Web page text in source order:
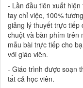
- Lần đầu tiên xuất
tay chỉ việc, 100%
giảng lý thuyết trực tiếp
chuột và bàn phím trên
mẫu bài trực tiếp cho
với giáo viên.
- Giáo trình được soạn
tất cả học viên.